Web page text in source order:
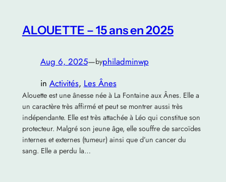
ALOUETTE – 15 ans en 2025
Aug 6, 2025—byphiladminwp
in Activités, Les Ânes
Alouette est une ânesse née à La Fontaine aux Ânes. Elle a
un caractère très affirmé et peut se montrer aussi très
indépendante. Elle est très attachée à Léo qui constitue son
protecteur. Malgré son jeune âge, elle souffre de sarcoïdes
internes et externes (tumeur) ainsi que d’un cancer du
sang. Elle a perdu la…